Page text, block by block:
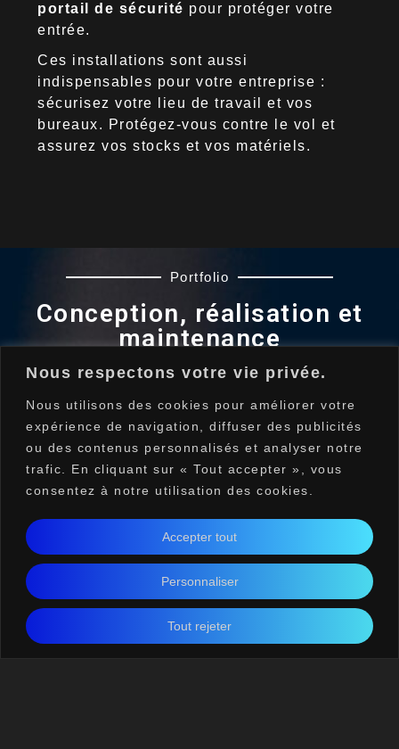
Nous respectons votre vie privée.
Nous utilisons des cookies pour améliorer votre
expérience de navigation, diffuser des publicités
ou des contenus personnalisés et analyser notre
trafic. En cliquant sur « Tout accepter », vous
consentez à notre utilisation des cookies.
Personnaliser
Tout rejeter
Accepter tout
portail de sécurité pour protéger votre
entrée.
Ces installations sont aussi
indispensables pour votre entreprise :
sécurisez votre lieu de travail et vos
bureaux. Protégez-vous contre le vol et
assurez vos stocks et vos matériels.
Portfolio
Conception, réalisation et
maintenance
Vous aussi, faites appel à nos services.
Demandez votre devis gratuit directement sur
notre site.
Nous contacter
Sécurité,Caméra,Incendie
Electricité générale Domotique
Commercial Energie Référence